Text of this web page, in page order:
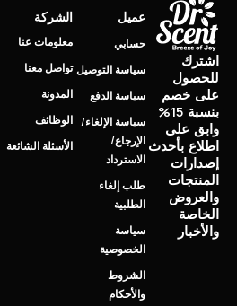
اشترك
للحصول
على خصم
بنسبة 15%
وابق على
اطلاع بأحدث
إصدارات
المنتجات
والعروض
الخاصة
والأخبار
عميل
حسابي
سياسة التوصيل
سياسة الدفع
سياسة الإلغاء/
الإرجاع/
الاسترداد
طلب إلغاء
الطلبية
سياسة
الخصوصية
الشروط
والأحكام
الشركة
معلومات عنا
تواصل معنا
المدونة
الوظائف
الأسئلة الشائعة